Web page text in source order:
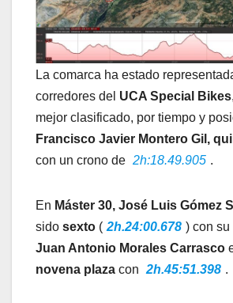
La comarca ha estado
corredores del UCA Special Bikes
mejor clasificado, por tiempo y
Francisco Javier Montero Gil,
con un crono de 2h:18.49.905 .
En Máster 30, José Luis Gómez
sido sexto ( 2h.24:00.678 ) con
Juan Antonio Morales Carrasco
novena plaza con 2h.45:51.398 .